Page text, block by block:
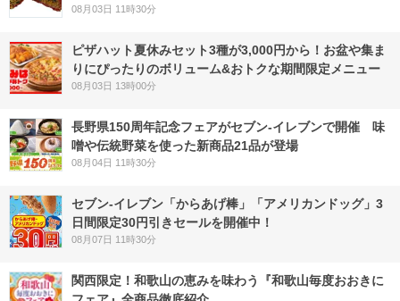
08月03日 11時30分
ピザハット夏休みセット3種が3,000円から！お盆や集ま
りにぴったりのボリューム&おトクな期間限定メニュー
08月03日 13時00分
長野県150周年記念フェアがセブン-イレブンで開催 味
噌や伝統野菜を使った新商品21品が登場
08月04日 11時30分
セブン‐イレブン「からあげ棒」「アメリカンドッグ」3
日間限定30円引きセールを開催中！
08月07日 11時30分
関西限定！和歌山の恵みを味わう『和歌山毎度おおきに